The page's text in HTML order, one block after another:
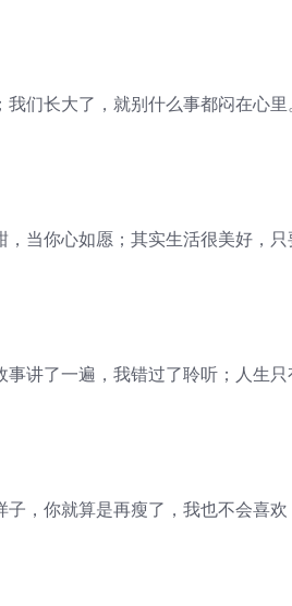
们长大了，就别什么事都闷在心里
当你心如愿；其实生活很美好，只
讲了一遍，我错过了聆听；人生只
，你就算是再瘦了，我也不会喜欢